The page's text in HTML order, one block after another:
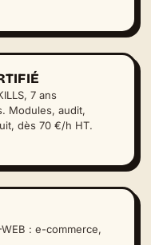
7 ans
Modules, audit,
dès 70 €/h HT.
: e-commerce,